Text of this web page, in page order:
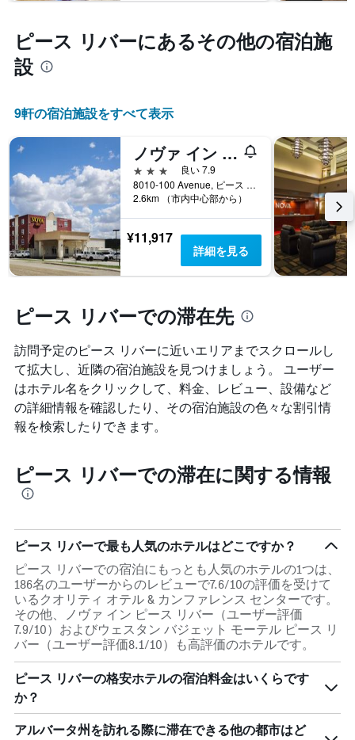
を
し
て
い
ま
を
表
し
て
す。
表
軸
1​
本
は、
客
室
の
料
を
表
し
て
い
ま
す
ピース リバー​にあるその他の宿泊施
設
9​軒の宿泊施設をすべて表示
ノヴァ イン ピース リバー
3つ星
良い 7.9
8010-100 Avenue, ピース リバー, AB, カナダ
2.6km （市内中心部から）
¥11,917
詳細を見る
ピース リバーでの滞在先
訪問予定のピース リバーに近いエリアまでスクロールし
て拡大し、近隣の宿泊施設を見つけましょう。 ユーザー
はホテル名をクリックして、料金、レビュー、設備など
の詳細情報を確認したり、その宿泊施設の色々な割引情
報を検索したりできます。
ピース リバーでの滞在に関する情報
ピース リバーで最も人気のホテルはどこですか？
ピース リバーでの宿泊にもっとも人気のホテルの1つは、
186名のユーザーからのレビューで7.6/10の評価を受けて
いるクオリティ オテル & カンファレンス センターです。
その他、ノヴァ イン ピース リバー（ユーザー評価
7.9/10）およびウェスタン バジェット モーテル ピース リ
バー（ユーザー評価8.1/10）も高評価のホテルです。
ピース リバーの格安ホテルの宿泊料金はいくらです
か？
アルバータ州を訪れる際に滞在できる他の都市はど